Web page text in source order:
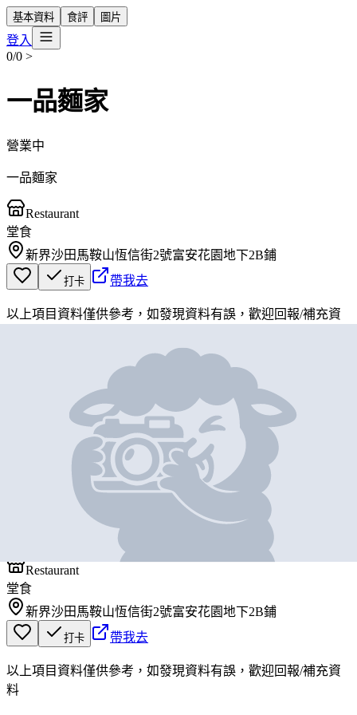
基本資料 食評 圖片
登入
0/0 >
一品麵家
營業中
一品麵家
Restaurant
堂食
新界沙田馬鞍山恆信街2號富安花園地下2B鋪
打卡 帶我去
以上項目資料僅供參考，如發現資料有誤，歡迎回報/補充資
一品麵家
Restaurant
堂食
新界沙田馬鞍山恆信街2號富安花園地下2B鋪
打卡 帶我去
以上項目資料僅供參考，如發現資料有誤，歡迎回報/補充資
料